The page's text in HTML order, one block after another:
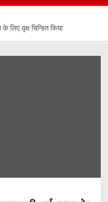
लिए वृक्ष चिन्हित किया